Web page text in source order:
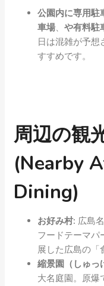
公園内に専用駐
車場、 や有料駐
日は混雑が予想
すすめです。
周辺の観
(Nearby
Dining)
お好み村: 広島
フードテーマパ
展した広島の「
縮景園（しゅっ
大名庭園。原爆